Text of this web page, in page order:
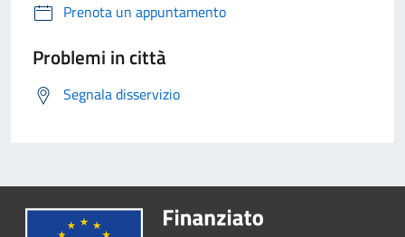
Prenota un appuntamento
Problemi in città
Segnala disservizio